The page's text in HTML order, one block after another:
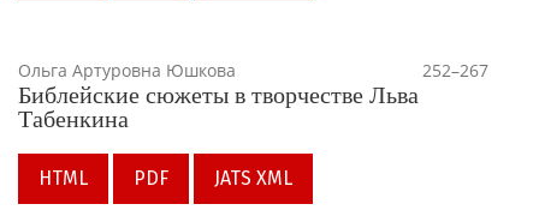
Ольга Артуровна Юшкова 252–267
Библейские сюжеты в творчестве Льва
Табенкина
HTML PDF JATS XML